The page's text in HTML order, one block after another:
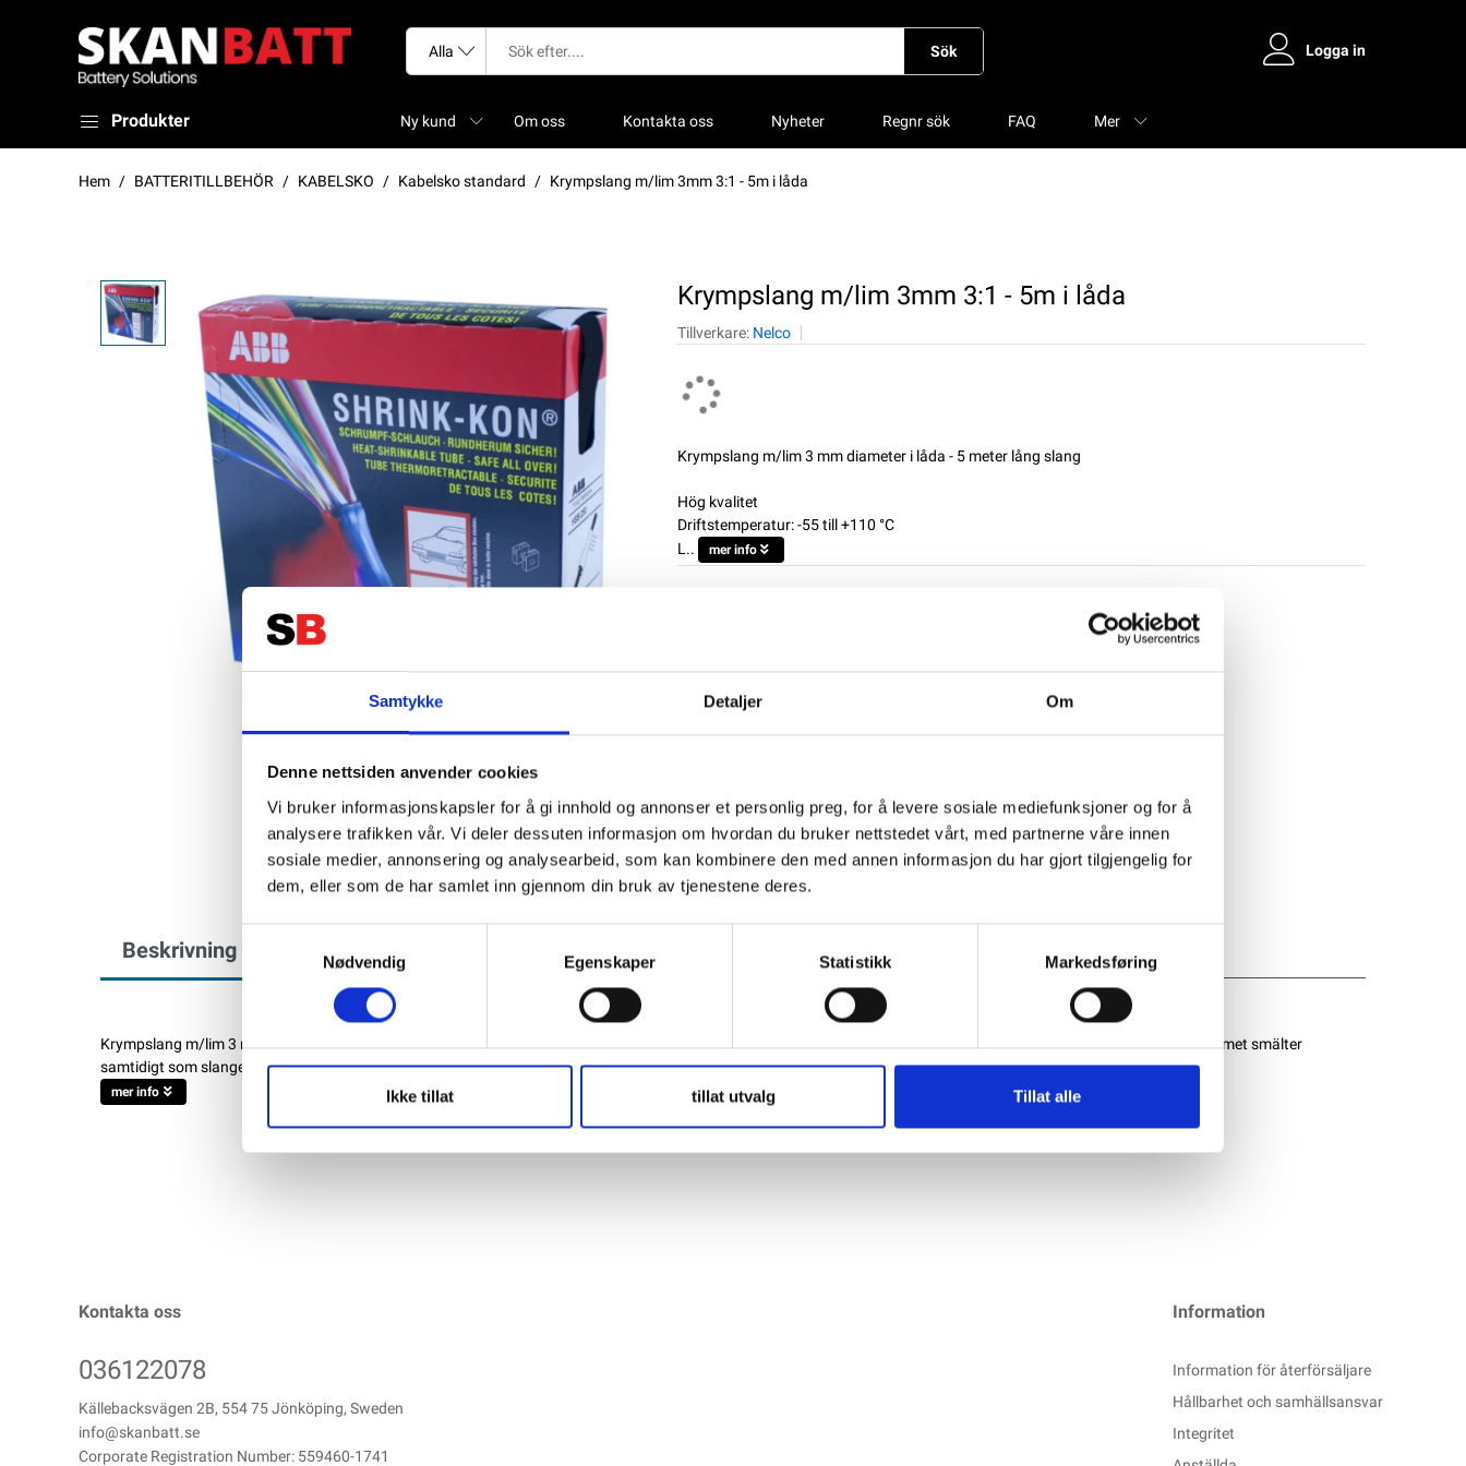
Samtykke Detaljer Om
Denne nettsiden anvender cookies
Vi bruker informasjonskapsler for å gi innhold og annonser et personlig preg, for å levere sosiale mediefunksjoner og for å
analysere trafikken vår. Vi deler dessuten informasjon om hvordan du bruker nettstedet vårt, med partnerne våre innen
sosiale medier, annonsering og analysearbeid, som kan kombinere den med annen informasjon du har gjort tilgjengelig for
dem, eller som de har samlet inn gjennom din bruk av tjenestene deres.
Nødvendig
Egenskaper Statistikk Markedsføring
Ikke tillat tillat utvalg Tillat alle
Sök Logga in
Produkter Ny kund Om oss Kontakta oss Nyheter Regnr sök FAQ Mer
Hem BATTERITILLBEHÖR KABELSKO Kabelsko standard Krympslang m/lim 3mm 3:1 - 5m i låda
Krympslang m/lim 3mm 3:1 - 5m i låda
Tillverkare: Nelco
Krympslang m/lim 3 mm diameter i låda - 5 meter lång slang
Hög kvalitet
Driftstemperatur: -55 till +110 °C
L..
mer info
Beskrivning Specifikation
Krympslang m/lim 3 mm diameter i låda - 5 meter lång slang Hög kvalitet Driftstemperatur: -55 till +110 °C Lägsta krympningstemperatur: 95 °C Material: Polyolefin Limmet smälter
samtidigt som slangen krymper – vilket ger ett tätt och robust skydd av kopplingspunkter
mer info
Kontakta oss
036122078
Källebacksvägen 2B, 554 75 Jönköping, Sweden
info@skanbatt.se
Corporate Registration Number: 559460-1741
Information
Information för återförsäljare
Hållbarhet och samhällsansvar
Integritet